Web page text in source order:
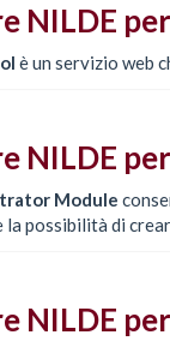
NILDE
è un servizio web
NILDE
Module
possibilità di
NILDE